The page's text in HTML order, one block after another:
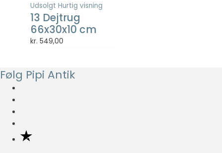
Udsolgt Hurtig visning
13 Dejtrug
66x30x10 cm
kr. 549,00
Følg Pipi Antik